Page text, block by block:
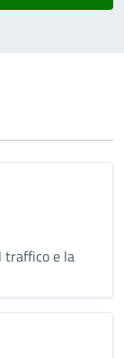
traffico e la